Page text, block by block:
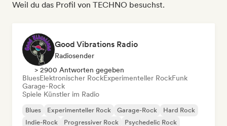
Weil du das Profil von TECHNO besuchst.
Good Vibrations Radio
Radiosender
> 2900 Antworten gegeben
BluesElektronischer RockExperimenteller RockFunk
Garage-Rock
Spiele Künstler im Radio
Blues Experimenteller Rock Garage-Rock
Hard Rock
Indie-Rock
Progressiver Rock
Psychedelic Rock